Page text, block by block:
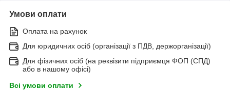
Умови оплати
Оплата на рахунок
Для юридичних осіб (організації з ПДВ, держорганізації)
Для фізичних осіб (на реквізити підприємця ФОП (СПД)
або в нашому офісі)
Всі умови оплати